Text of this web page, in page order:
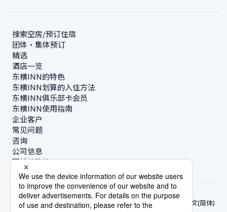
搜索空房/预订住宿
团体・集体预订
精选
酒店一览
东横INN的特色
东横INN划算的入住方法
东横INN俱乐部卡会员
东横INN使用指南
企业客户
常见问题
咨询
公司信息
可持续政策
中文(简体)